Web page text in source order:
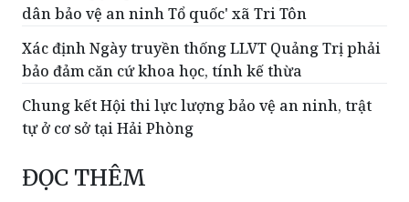
dân bảo vệ an ninh Tổ quốc' xã Tri Tôn
Xác định Ngày truyền thống LLVT Quảng Trị phải
bảo đảm căn cứ khoa học, tính kế thừa
Chung kết Hội thi lực lượng bảo vệ an ninh, trật
tự ở cơ sở tại Hải Phòng
ĐỌC THÊM